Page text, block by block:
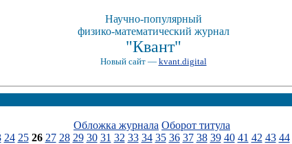
Научно-популярный
физико-математический журнал
"Квант"
Новый сайт — kvant.digital
Обложка журнала Оборот титула
24 25 26 27 28 29 30 31 32 33 34 35 36 37 38 39 40 41 42 43 44